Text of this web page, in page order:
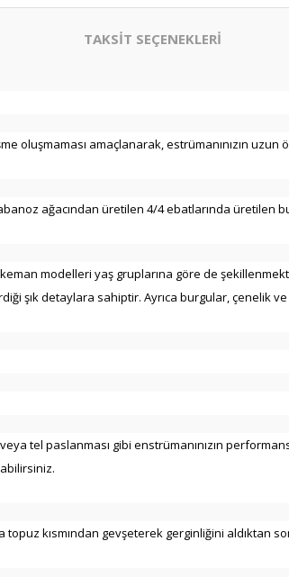
TAKSİT SEÇENEKLERİ
oluşmaması amaçlanarak, estrümanınızın uzun
ağacından üretilen 4/4 ebatlarında üretilen
modelleri yaş gruplarına göre de
şık detaylara sahiptir. Ayrıca burgular, çenelik ve
tel paslanması gibi enstrümanınızın
kısmından gevşeterek gerginliğini aldıktan